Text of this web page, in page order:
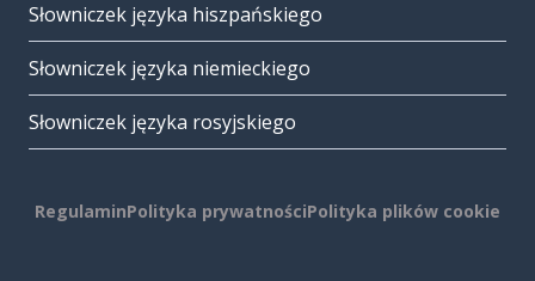
Słowniczek języka hiszpańskiego
Słowniczek języka niemieckiego
Słowniczek języka rosyjskiego
RegulaminPolityka prywatnościPolityka plików cookie